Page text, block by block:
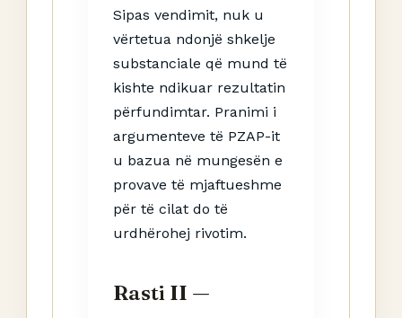
Sipas vendimit, nuk u
vërtetua ndonjë shkelje
substanciale që mund të
kishte ndikuar rezultatin
përfundimtar. Pranimi i
argumenteve të PZAP-it
u bazua në mungesën e
provave të mjaftueshme
për të cilat do të
urdhërohej rivotim.
Rasti II —